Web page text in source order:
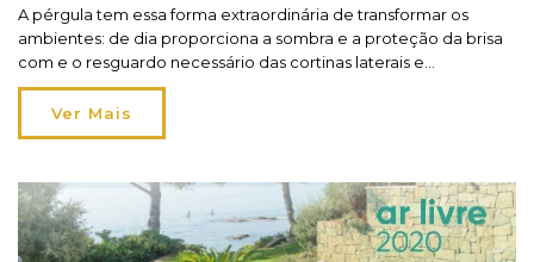
A pérgula tem essa forma extraordinária de transformar os
ambientes: de dia proporciona a sombra e a proteção da brisa
com e o resguardo necessário das cortinas laterais e
mosquiteiros, e à noite pode transformar-se num agradável
abrigo do relento ou numa solução de aconchego no espaço
exterior. Saiba mais no blog.
Ver Mais